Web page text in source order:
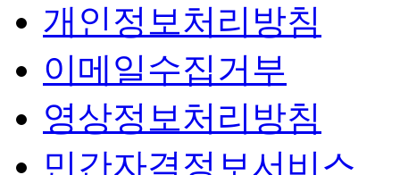
개인정보처리방침
이메일수집거부
영상정보처리방침
민간자격정보서비스